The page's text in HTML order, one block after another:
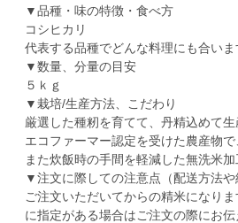
▼品種・味の特徴・食べ方
コシヒカリ
代表する品種でどんな料理にも合いま
▼数量、分量の目安
５ｋｇ
▼栽培/生産方法、こだわり
厳選した種籾を育てて、丹精込めて生
エコファーマー認定を受けた農産物
また炊飯時の手間を軽減した無洗米加
▼注文に際しての注意点（配送方法や
ご注文いただいてからの精米になり
に指定がある場合はご注文の際にお伝